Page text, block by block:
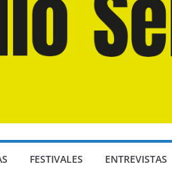
FESTIVALES ENTREVISTAS